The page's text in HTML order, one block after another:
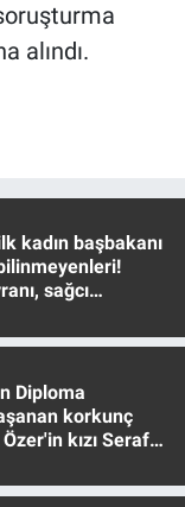
alındı.
kadın başbakanı
sağcı
Diploma
korkunç
kızı Seraf